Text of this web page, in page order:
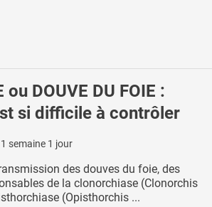
ou DOUVE DU FOIE :
si difficile à contrôler
1 semaine 1 jour
des douves du foie, des
de la clonorchiase (Clonorchis
(Opisthorchis ...